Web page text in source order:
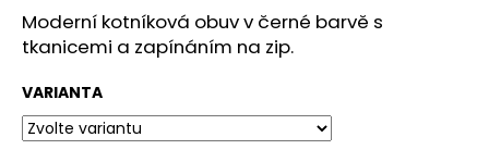
hvězdiček.
Moderní kotníková obuv v černé barvě s
tkanicemi a zapínáním na zip.
VARIANTA
HLEDAT